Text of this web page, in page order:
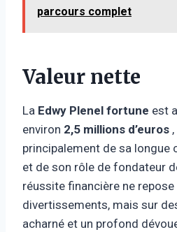
parcours complet
Valeur nette
La Edwy Plenel fortune est
environ 2,5 millions d’euros
principalement de sa longue
et de son rôle de fondateur
réussite financière ne
divertissements, mais sur
acharné et un profond